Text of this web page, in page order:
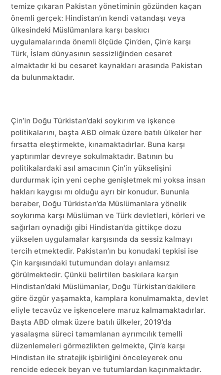
temize çıkaran Pakistan yönetiminin gözünden kaçan
önemli gerçek: Hindistan’ın kendi vatandaşı veya
ülkesindeki Müslümanlara karşı baskıcı
uygulamalarında önemli ölçüde Çin’den, Çin’e karşı
Türk, İslam dünyasının sessizliğinden cesaret
almaktadır ki bu cesaret kaynakları arasında Pakistan
da bulunmaktadır.
Çin’in Doğu Türkistan’daki soykırım ve işkence
politikalarını, başta ABD olmak üzere batılı ülkeler her
fırsatta eleştirmekte, kınamaktadırlar. Buna karşı
yaptırımlar devreye sokulmaktadır. Batının bu
politikalardaki asıl amacının Çin’in yükselişini
durdurmak için yeni cephe genişletmek mi yoksa insan
hakları kaygısı mı olduğu ayrı bir konudur. Bununla
beraber, Doğu Türkistan’da Müslümanlara yönelik
soykırıma karşı Müslüman ve Türk devletleri, körleri ve
sağırları oynadığı gibi Hindistan’da gittikçe dozu
yükselen uygulamalar karşısında da sessiz kalmayı
tercih etmektedir. Pakistan’ın bu konudaki tepkisi ise
Çin karşısındaki tutumundan dolayı anlamsız
görülmektedir. Çünkü belirtilen baskılara karşın
Hindistan’daki Müslümanlar, Doğu Türkistan’dakilere
göre özgür yaşamakta, kamplara konulmamakta, devlet
eliyle tecavüz ve işkencelere maruz kalmamaktadırlar.
Başta ABD olmak üzere batılı ülkeler, 2019’da
yasalaşma süreci tamamlanan ayrımcılık temelli
düzenlemeleri görmezlikten gelmekte, Çin’e karşı
Hindistan ile stratejik işbirliğini önceleyerek onu
rencide edecek beyan ve tutumlardan kaçınmaktadır.